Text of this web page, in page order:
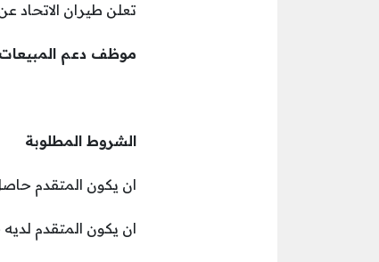
تعلن طيران الاتحاد
موظف دعم
الشروط المطلوبة
ان يكون المتقدم
ان يكون المتقدم لديه خبرة عمل من 4